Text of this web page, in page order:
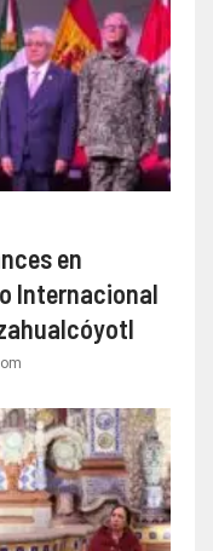
en
Internacional